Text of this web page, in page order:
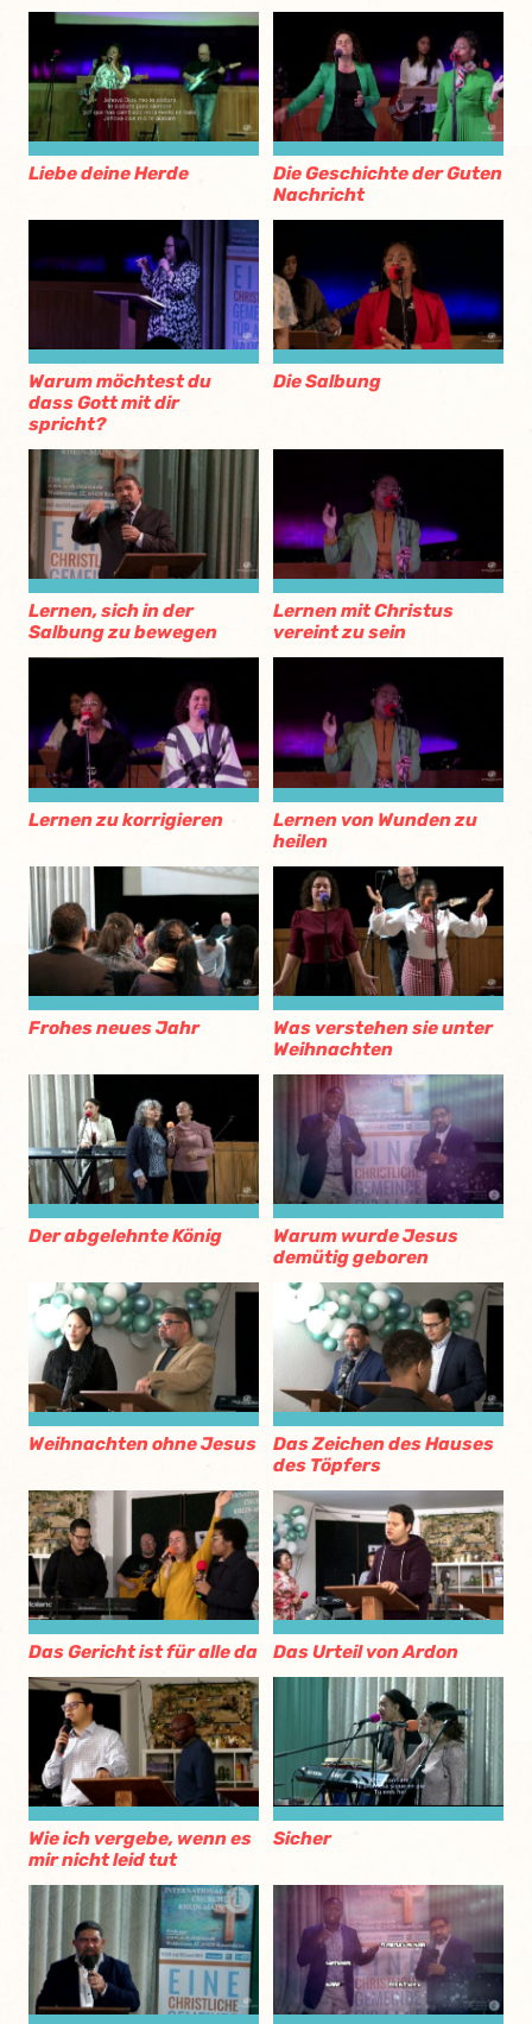
Liebe deine Herde
Die Geschichte der Guten
Nachricht
Warum möchtest du
dass Gott mit dir
spricht?
Die Salbung
Lernen, sich in der
Salbung zu bewegen
Lernen mit Christus
vereint zu sein
Lernen zu korrigieren
Lernen von Wunden zu
heilen
Frohes neues Jahr
Was verstehen sie unter
Weihnachten
Der abgelehnte König
Warum wurde Jesus
demütig geboren
Weihnachten ohne Jesus
Das Zeichen des Hauses
des Töpfers
Das Gericht ist für alle da Das Urteil von Ardon
Wie ich vergebe, wenn es
mir nicht leid tut
Sicher